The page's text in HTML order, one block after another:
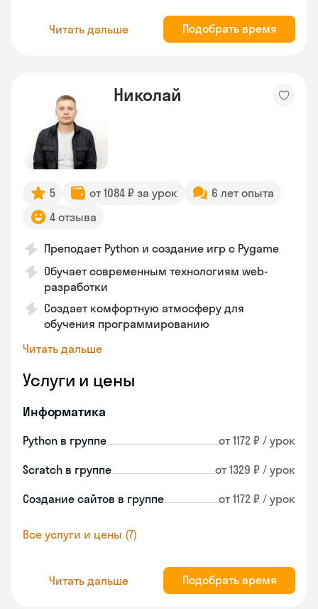
Читать дальше Подобрать время
Николай
5 от 1084 ₽ за урок
6 лет опыта
4 отзыва
Преподает Python и создание игр с Pygame
Обучает современным технологиям web-
разработки
Создает комфортную атмосферу для
обучения программированию
Читать дальше
Услуги и цены
Информатика
Python в группе от 1172 ₽ / урок
Scratch в группе от 1329 ₽ / урок
Создание сайтов в группе от 1172 ₽ / урок
Все услуги и цены (7)
Читать дальше Подобрать время